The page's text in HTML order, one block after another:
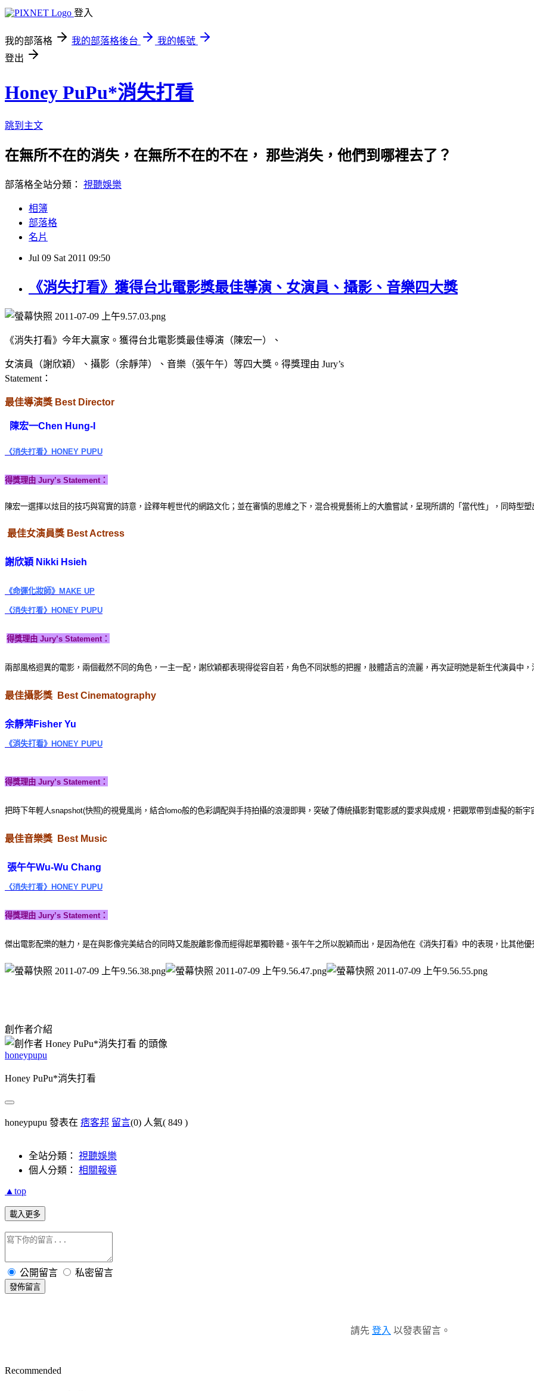
登入
我的部落格 我的部落格後台
我的帳號
登出
Honey PuPu*消失打看
跳到主文
在無所不在的消失，在無所不在的不在， 那些消失，他們到哪裡去了？
部落格全站分類： 視聽娛樂
相簿
部落格
名片
Jul 09 Sat 2011 09:50
《消失打看》獲得台北電影獎最佳導演、女演員、攝影、音樂四大獎
《消失打看》今年大贏家。獲得台北電影獎最佳導演（陳宏一）、
女演員（謝欣穎）、攝影（余​靜萍）、音樂（張午午）等四大獎。得獎理由 Jury’s
Statement：
最佳導演獎 Best Director
陳宏一Chen Hung-I
《消失打看》 HONEY PUPU
得獎理由 Jury’s Statement ：
陳宏一選擇以炫目的技巧與寫實的詩意，詮釋年輕世代的網路文化；並在審慎的思維之下，混合視覺藝術上的大膽嘗試，呈現所謂的「當代性」，同時型
最佳女演員獎 Best Actress
謝欣穎 Nikki Hsieh
《命運化妝師》 MAKE UP
《消失打看》 HONEY PUPU
得獎理由 Jury’s Statement ：
兩部風格迴異的電影，兩個截然不同的角色，一主一配，謝欣穎都表現得從容自若，角色不同狀態的把握，肢體語言的流麗，再次証明她是新生代演員中，
最佳攝影獎 Best Cinematography
余靜萍Fisher Yu
《消失打看》 HONEY PUPU
得獎理由 Jury’s Statement ：
把時下年輕人snapshot(快照)的視覺風尚，結合lomo般的色彩調配與手持拍攝的浪漫即興，突破了傳統攝影對電影感的要求與成規，把觀眾帶到虛擬的新宇
最佳音樂獎 Best Music
張午午Wu-Wu Chang
《消失打看》 HONEY PUPU
得獎理由 Jury’s Statement ：
傑出電影配樂的魅力，是在與影像完美結合的同時又能脫離影像而經得起單獨聆聽。張午午之所以脫穎而出，是因為他在《消失打看》中的表現，比其他優
創作者介紹
honeypupu
Honey PuPu*消失打看
honeypupu 發表在 痞客邦 留言(0) 人氣( 849 )
全站分類： 視聽娛樂
個人分類： 相關報導
▲top
載入更多
公開留言 私密留言
發佈留言
請先 登入 以發表留言。
Recommended